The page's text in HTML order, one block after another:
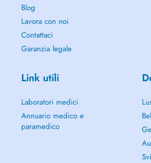
Blog
Lavora con noi
Contattaci
Garanzia legale
Link utili
Laboratori medici
Annuario medico e
paramedico